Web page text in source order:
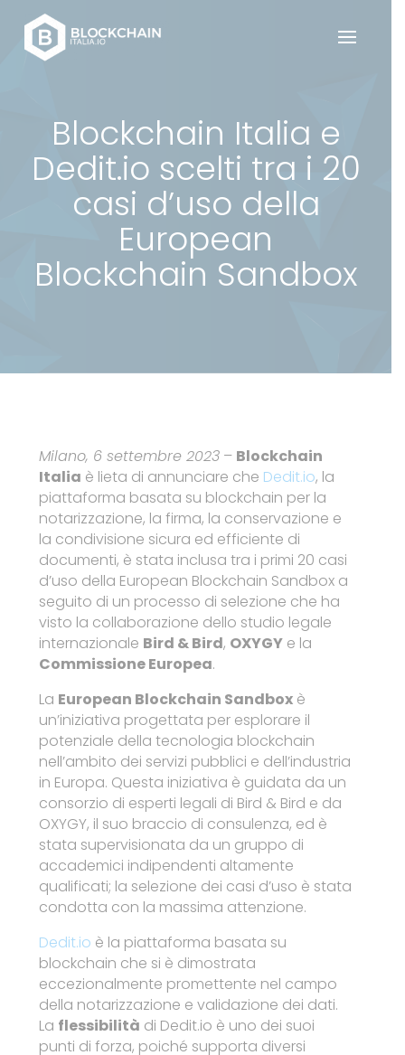
Blockchain Italia e
Dedit.io scelti tra i 20
casi d’uso della
European
Blockchain Sandbox
Milano, 6 settembre 2023 – Blockchain
Italia è lieta di annunciare che Dedit.io, la
piattaforma basata su blockchain per la
notarizzazione, la firma, la conservazione e
la condivisione sicura ed efficiente di
documenti, è stata inclusa tra i primi 20 casi
d’uso della European Blockchain Sandbox a
seguito di un processo di selezione che ha
visto la collaborazione dello studio legale
internazionale Bird & Bird, OXYGY e la
Commissione Europea.
La European Blockchain Sandbox è
un’iniziativa progettata per esplorare il
potenziale della tecnologia blockchain
nell’ambito dei servizi pubblici e dell’industria
in Europa. Questa iniziativa è guidata da un
consorzio di esperti legali di Bird & Bird e da
OXYGY, il suo braccio di consulenza, ed è
stata supervisionata da un gruppo di
accademici indipendenti altamente
qualificati; la selezione dei casi d’uso è stata
condotta con la massima attenzione.
Dedit.io è la piattaforma basata su
blockchain che si è dimostrata
eccezionalmente promettente nel campo
della notarizzazione e validazione dei dati.
La flessibilità di Dedit.io è uno dei suoi
punti di forza, poiché supporta diversi